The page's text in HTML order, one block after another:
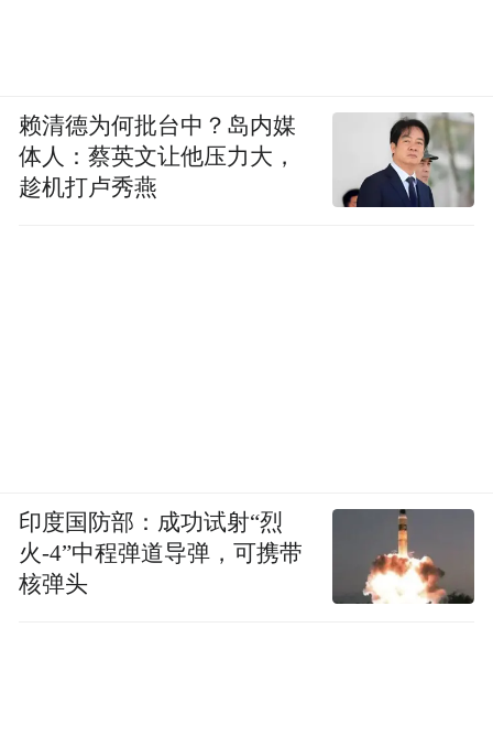
赖清德为何批台中？岛内媒
体人：蔡英文让他压力大，
趁机打卢秀燕
印度国防部：成功试射“烈
火-4”中程弹道导弹，可携带
核弹头